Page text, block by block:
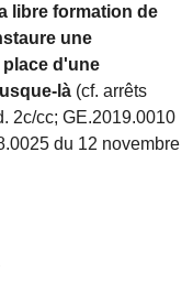
libre formation de
une
d'une
là (cf. arrêts
2c/cc; GE.2019.0010
du 12 novembre